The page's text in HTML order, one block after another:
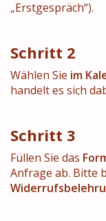
„Erstgespräch“).
Schritt 2
Wählen Sie im
handelt es sich
Schritt 3
Füllen Sie das
Anfrage ab. Bitte